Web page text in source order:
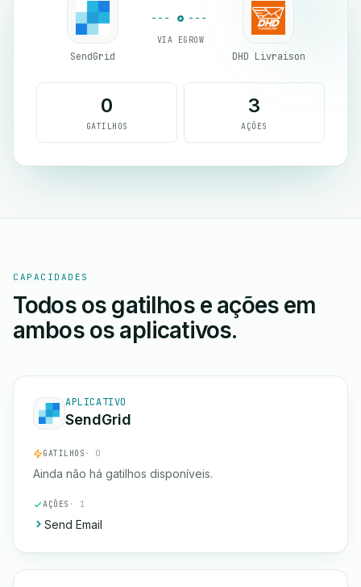
SendGrid
VIA EGROW
DHD Livraison
0
GATILHOS
3
AÇÕES
CAPACIDADES
Todos os gatilhos e ações em
ambos os aplicativos.
APLICATIVO
SendGrid
GATILHOS · 0
Ainda não há gatilhos disponíveis.
AÇÕES · 1
Send Email